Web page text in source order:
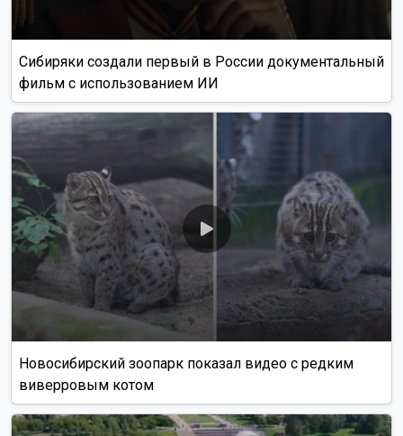
Сибиряки создали первый в России документальный
фильм с использованием ИИ
Новосибирский зоопарк показал видео с редким
виверровым котом